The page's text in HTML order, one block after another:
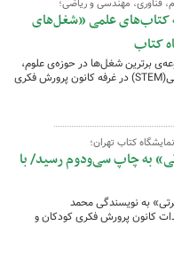
فناوری، مهندسی و ریاضی؛
کتاب‌های علمی «شغل‌های
کتاب
برترین شغل‌ها در حوزه‌ی علوم،
فناوری، مهندسی، ریاضی(STEM) در غرفه کانون پرورش فکری
کتاب تهران؛
به چاپ سی‌ودوم رسید/ با
به نویسندگی محمد
کانون پرورش فکری کودکان و